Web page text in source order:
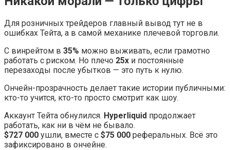
Для розничных трейдеров главный вывод тут не в
ошибках Тейта, а в самой механике плечевой торговли.
С винрейтом в 35% можно выживать, если грамотно
работать с риском. Но плечо 25x и постоянные
перезаходы после убытков — это путь к нулю.
Ончейн-прозрачность делает такие истории публичными:
кто-то учится, кто-то просто смотрит как шоу.
Аккаунт Тейта обнулился. Hyperliquid продолжает
работать, как ни в чём не бывало.
$727 000 ушли, вместе с $75 000 реферальных. Всё это
зафиксировано в ончейне.